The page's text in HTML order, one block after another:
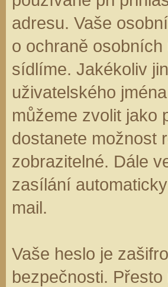
adresu. Vaše
o ochraně
sídlíme. Jakékoliv
uživatelského
můžeme zvolit jako
dostanete možnost
zobrazitelné. Dále
zasílání
mail.
Vaše heslo je
bezpečnosti.